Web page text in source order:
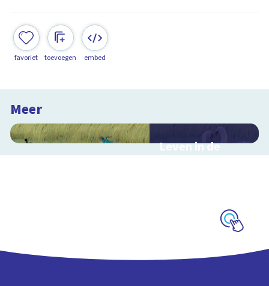
favoriet toevoegen embed
Meer
Leven in de
sloot